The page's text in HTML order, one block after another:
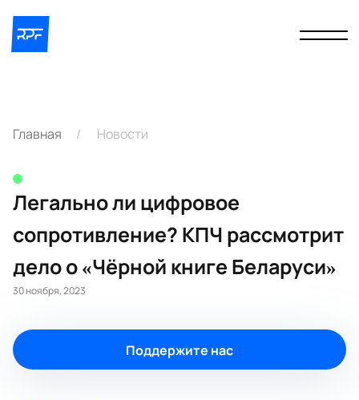
Главная Новости
Легально ли цифровое
сопротивление? КПЧ рассмотрит
дело о «Чёрной книге Беларуси»
30 ноября, 2023
Поддержите нас